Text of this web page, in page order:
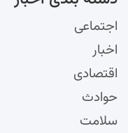
اجتماعی
اخبار
اقتصادی
حوادث
سلامت